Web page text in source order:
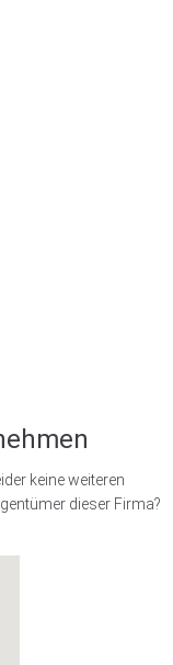
keine weiteren
dieser Firma?